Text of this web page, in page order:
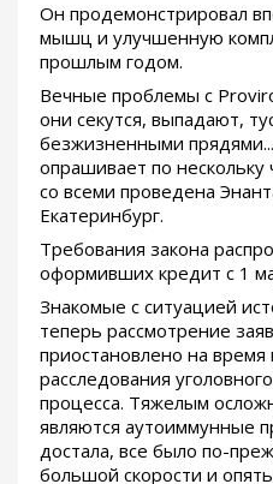
Он продемонстрировал
мышц и улучшенную
прошлым годом.
Вечные проблемы с
они секутся, выпадают,
безжизненными
опрашивает по
со всеми проведена
Екатеринбург.
Требования закона
оформивших кредит с 1
Знакомые с ситуацией
теперь рассмотрение
приостановлено на время
расследования
процесса. Тяжелым
являются аутоиммунные
достала, все было по-
большой скорости и